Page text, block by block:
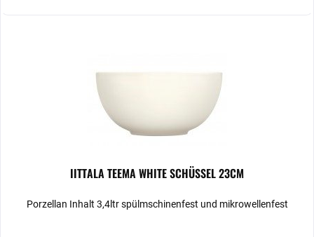
IITTALA TEEMA WHITE SCHÜSSEL 23CM
Porzellan Inhalt 3,4ltr spülmschinenfest und mikrowellenfest